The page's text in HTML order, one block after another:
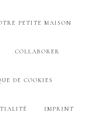
PETITE MAISON
COLLABORER
DE COOKIES
IMPRINT